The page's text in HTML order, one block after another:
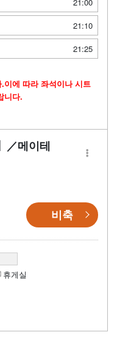
21:10
21:25
이에 따라 좌석이나 시트
니다.
／메이테
비축
휴게실